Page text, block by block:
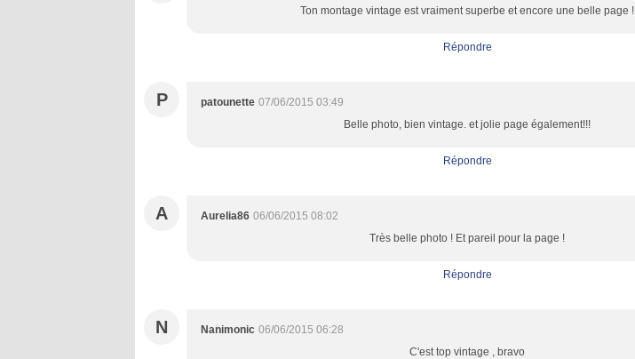
Ton montage vintage est vraiment superbe et encore une belle page !
Répondre
P patounette 07/06/2015 03:49
Belle photo, bien vintage. et jolie page également!!!
Répondre
A Aurelia86 06/06/2015 08:02
Très belle photo ! Et pareil pour la page !
Répondre
N Nanimonic 06/06/2015 06:28
C'est top vintage , bravo